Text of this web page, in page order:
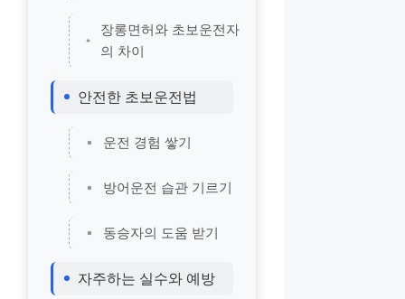
장롱면허와 초보운전자
의 차이
안전한 초보운전법
운전 경험 쌓기
방어운전 습관 기르기
동승자의 도움 받기
자주하는 실수와 예방